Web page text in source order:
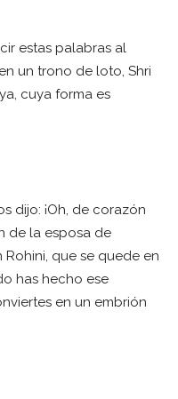
estas palabras al
un trono de loto, Shri
cuya forma es
dijo: ¡Oh, de corazón
de la esposa de
que se quede en
has hecho ese
en un embrión